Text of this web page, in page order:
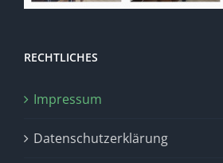
RECHTLICHES
Impressum
Datenschutzerklärung